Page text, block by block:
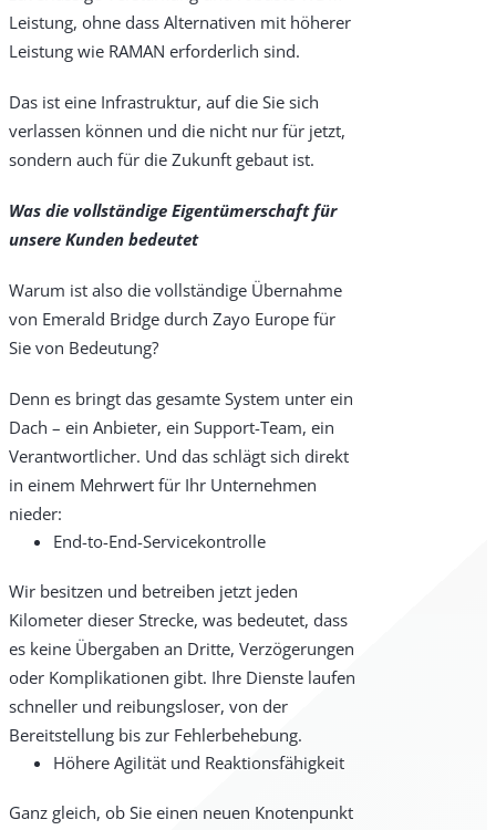
Leistung, ohne dass Alternativen mit höherer
Leistung wie RAMAN erforderlich sind.
Das ist eine Infrastruktur, auf die Sie sich
verlassen können und die nicht nur für jetzt,
sondern auch für die Zukunft gebaut ist.
Was die vollständige Eigentümerschaft für
unsere Kunden bedeutet
Warum ist also die vollständige Übernahme
von Emerald Bridge durch Zayo Europe für
Sie von Bedeutung?
Denn es bringt das gesamte System unter ein
Dach – ein Anbieter, ein Support-Team, ein
Verantwortlicher. Und das schlägt sich direkt
in einem Mehrwert für Ihr Unternehmen
nieder:
End-to-End-Servicekontrolle
Wir besitzen und betreiben jetzt jeden
Kilometer dieser Strecke, was bedeutet, dass
es keine Übergaben an Dritte, Verzögerungen
oder Komplikationen gibt. Ihre Dienste laufen
schneller und reibungsloser, von der
Bereitstellung bis zur Fehlerbehebung.
Höhere Agilität und Reaktionsfähigkeit
Ganz gleich, ob Sie einen neuen Knotenpunkt